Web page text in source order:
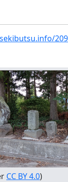
CC BY 4.0)